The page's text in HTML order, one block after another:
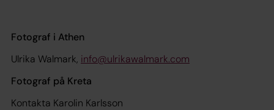
Fotograf i Athen
Ulrika Walmark, info@ulrikawalmark.com
Fotograf på Kreta
Kontakta Karolin Karlsson